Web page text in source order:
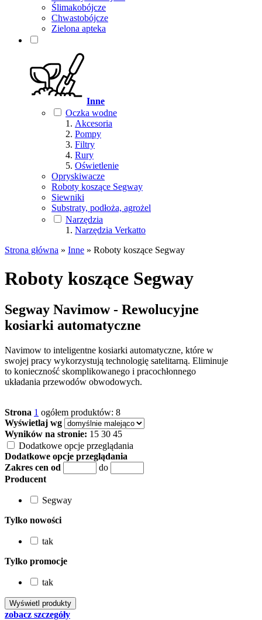
Ślimakobójcze
Chwastobójcze
Zielona apteka
Inne
Oczka wodne
Akcesoria
Pompy
Filtry
Rury
Oświetlenie
Opryskiwacze
Roboty koszące Segway
Siewniki
Substraty, podłoża, agrożel
Narzędzia
Narzędzia Verkatto
Strona główna » Inne » Roboty koszące Segway
Roboty koszące Segway
Segway Navimow - Rewolucyjne
kosiarki automatyczne
Navimow to inteligentne kosiarki automatyczne, które w
swojej pracy wykorzystują technologię satelitarną. Eliminuje
to konieczność skomplikowanego i pracochłonnego
układania przewodów obwodowych.
Strona 1 ogółem produktów: 8
Wyświetlaj wg
Wyników na stronie: 15 30 45
Dodatkowe opcje przeglądania
Dodatkowe opcje przeglądania
Zakres cen od
do
Producent
Segway
Tylko nowości
tak
Tylko promocje
tak
zobacz szczegóły